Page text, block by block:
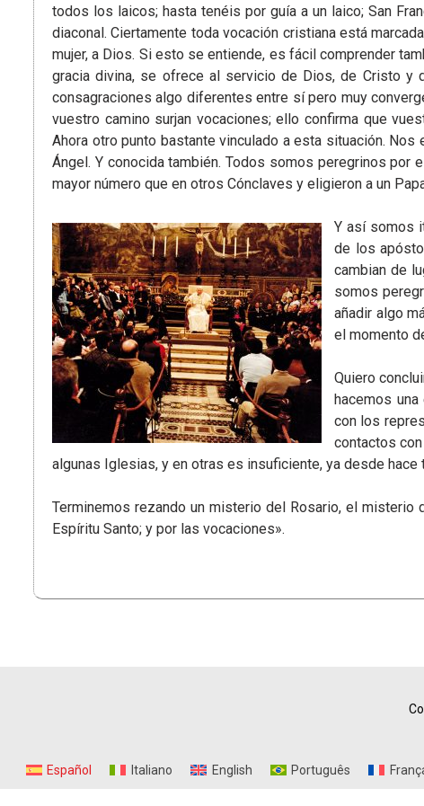
todos los laicos; hasta tenéis por guía a un laico; San
diaconal. Ciertamente toda vocación cristiana está
mujer, a Dios. Si esto se entiende, es fácil comprender
gracia divina, se ofrece al servicio de Dios, de Cristo y
consagraciones algo diferentes entre sí pero muy
vuestro camino surjan vocaciones; ello confirma que
Ahora otro punto bastante vinculado a esta situación.
Ángel. Y conocida también. Todos somos peregrinos
mayor número que en otros Cónclaves y eligieron a un
Y así somos
de los
cambian de
somos
añadir algo
el momento
Quiero
hacemos
con los
contactos
algunas Iglesias, y en otras es insuficiente, ya desde hace
Terminemos rezando un misterio del Rosario, el
Espíritu Santo; y por las vocaciones».
Español Italiano English Português